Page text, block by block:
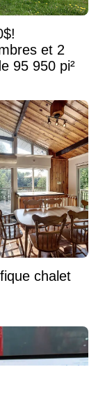
et 2
95 950 pi²
chalet